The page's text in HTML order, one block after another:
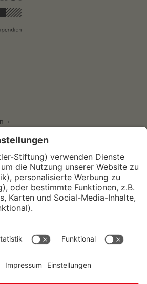
und Sozialwissenschaftliches Institut
Makroökonomie und